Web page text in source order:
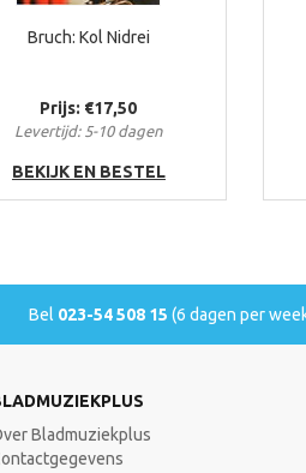
Bruch: Kol Nidrei
Prijs: €17,50
Levertijd: 5-10 dagen
BEKIJK EN BESTEL
Bel 023-54 508 15 (6 dagen per
Bladmuziekplus